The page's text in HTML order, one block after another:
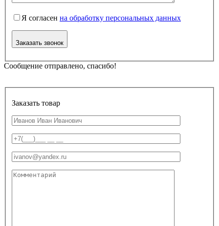
Я согласен на обработку персональных данных
Заказать звонок
Сообщение отправлено, спасибо!
Заказать товар